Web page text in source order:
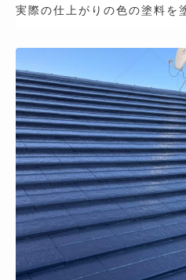
実際の仕上がりの色の塗料を